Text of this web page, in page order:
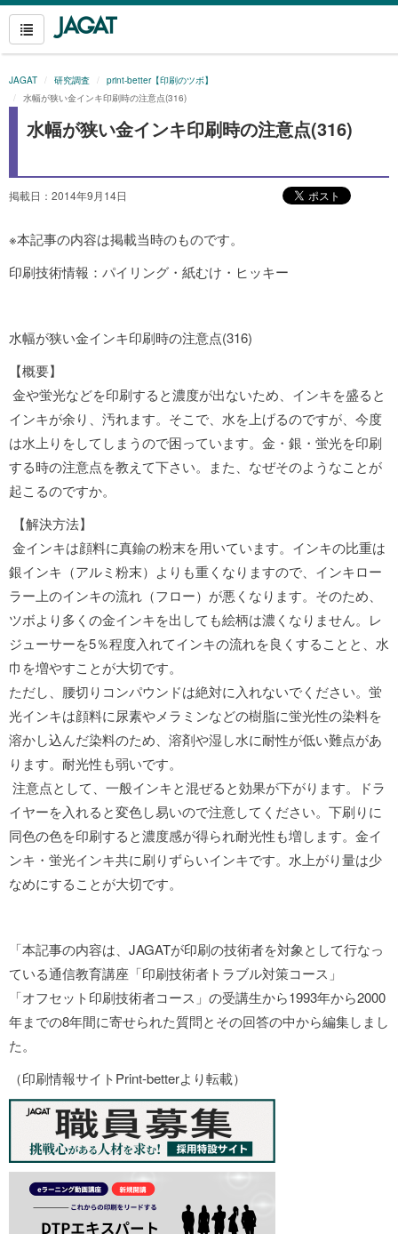
JAGAT 研究調査
print-better【印刷のツボ】
水幅が狭い金インキ印刷時の注意点(316)
水幅が狭い金インキ印刷時の注意点(316)
掲載日：2014年9月14日
※本記事の内容は掲載当時のものです。
印刷技術情報：パイリング・紙むけ・ヒッキー
水幅が狭い金インキ印刷時の注意点(316)
【概要】
金や蛍光などを印刷すると濃度が出ないため、インキを盛ると
インキが余り、汚れます。そこで、水を上げるのですが、今度
は水上りをしてしまうので困っています。金・銀・蛍光を印刷
する時の注意点を教えて下さい。また、なぜそのようなことが
起こるのですか。
【解決方法】
金インキは顔料に真鍮の粉末を用いています。インキの比重は
銀インキ（アルミ粉末）よりも重くなりますので、インキロー
ラー上のインキの流れ（フロー）が悪くなります。そのため、
ツボより多くの金インキを出しても絵柄は濃くなりません。レ
ジューサーを5％程度入れてインキの流れを良くすることと、水
巾を増やすことが大切です。
ただし、腰切りコンパウンドは絶対に入れないでください。蛍
光インキは顔料に尿素やメラミンなどの樹脂に蛍光性の染料を
溶かし込んだ染料のため、溶剤や湿し水に耐性が低い難点があ
ります。耐光性も弱いです。
注意点として、一般インキと混ぜると効果が下がります。ドラ
イヤーを入れると変色し易いので注意してください。下刷りに
同色の色を印刷すると濃度感が得られ耐光性も増します。金イ
ンキ・蛍光インキ共に刷りずらいインキです。水上がり量は少
なめにすることが大切です。
「本記事の内容は、JAGATが印刷の技術者を対象として行なっ
ている通信教育講座「印刷技術者トラブル対策コース」
「オフセット印刷技術者コース」の受講生から1993年から2000
年までの8年間に寄せられた質問とその回答の中から編集しまし
た。
（印刷情報サイトPrint-betterより転載）